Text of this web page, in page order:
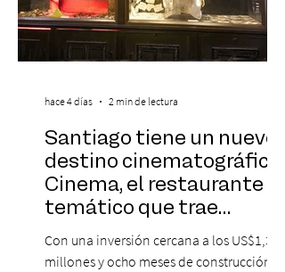
Santiago tiene un nuevo
destino cinematográfico:
Cinema, el restaurante
temático que trae
Hollywood a Chile
Con una inversión cercana a los US$1,3
millones y ocho meses de construcción,
hace 4 días 2 min de lectura